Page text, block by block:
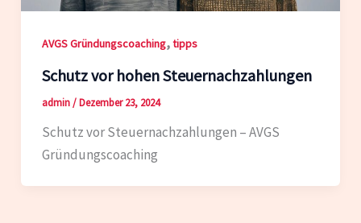
AVGS Gründungscoaching,tipps
Schutz vor hohen Steuernachzahlungen
admin/Dezember 23, 2024
Schutz vor Steuernachzahlungen – AVGS
Gründungscoaching